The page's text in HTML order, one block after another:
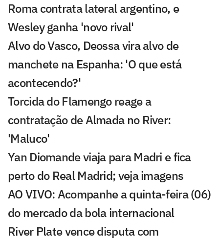
Roma contrata lateral argentino, e
Wesley ganha 'novo rival'
Alvo do Vasco, Deossa vira alvo de
manchete na Espanha: 'O que está
acontecendo?'
Torcida do Flamengo reage a
contratação de Almada no River:
'Maluco'
Yan Diomande viaja para Madri e fica
perto do Real Madrid; veja imagens
AO VIVO: Acompanhe a quinta-feira (06)
do mercado da bola internacional
River Plate vence disputa com